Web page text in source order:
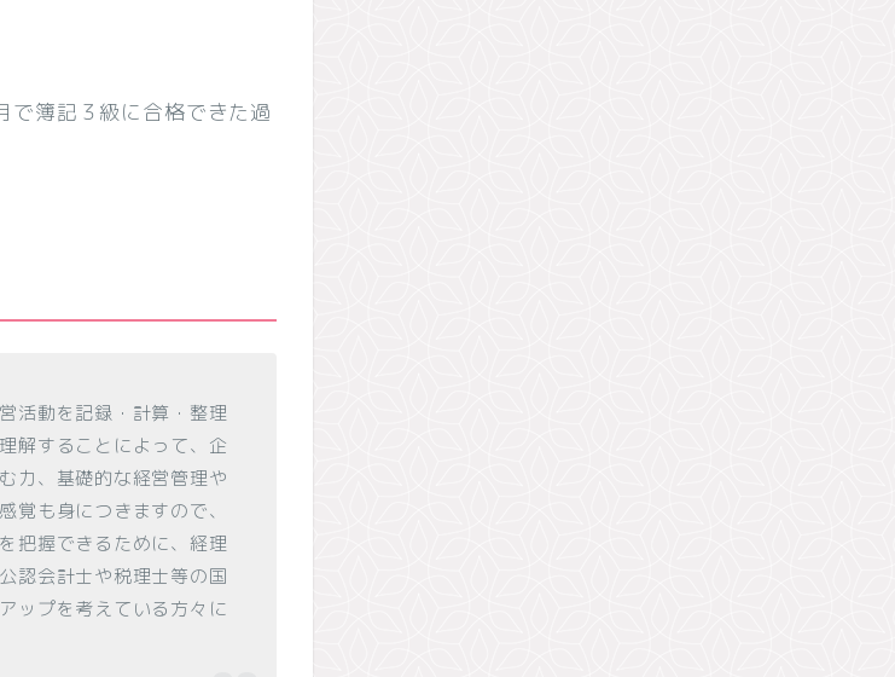
で簿記３級に合格できた過
活動を記録・計算・整理
解することによって、企
力、基礎的な経営管理や
覚も身につきますので、
把握できるために、経理
認会計士や税理士等の国
ップを考えている方々に